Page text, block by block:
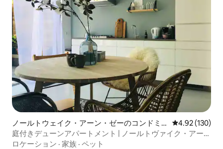
ノールトウェイク・アーン・ゼーのコンドミ
ニアム
レビュー130
4.92 (130)
庭付きデューンアパートメント | ノールトヴァイク・アー
ン・ゼー
ロケーション · 家族 · ペット